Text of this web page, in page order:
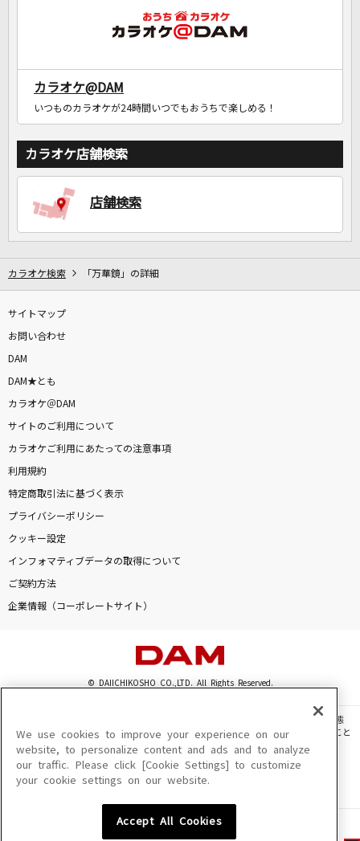
カラオケ@DAM
いつものカラオケが24時間いつでもおうちで楽しめる！
カラオケ店舗検索
店舗検索
カラオケ検索 「万華鏡」の詳細
サイトマップ
お問い合わせ
DAM
DAM★とも
カラオケ＠DAM
サイトのご利用について
カラオケご利用にあたっての注意事項
利用規約
特定商取引法に基づく表示
プライバシーポリシー
クッキー設定
インフォマティブデータの取得について
ご契約方法
企業情報（コーポレートサイト）
© DAIICHIKOSHO CO.,LTD. All Rights Reserved.
このサイトに掲載されている一切の文章・画像・写真・動画・音声等を、手段や形態
を問わず、著作権法の定める範囲を超えて無断で複製、転載、ファイル化などすること
を禁じます。
楽曲及びコンテンツは、機種によりご利用いただけない場合があります。
楽曲及びコンテンツの配信日、配信内容が変更になる場合があります。
We use cookies to improve your experience on our
website, to personalize content and ads and to analyze
our traffic. Please click [Cookie Settings] to customize
your cookie settings on our website.
Accept All Cookies